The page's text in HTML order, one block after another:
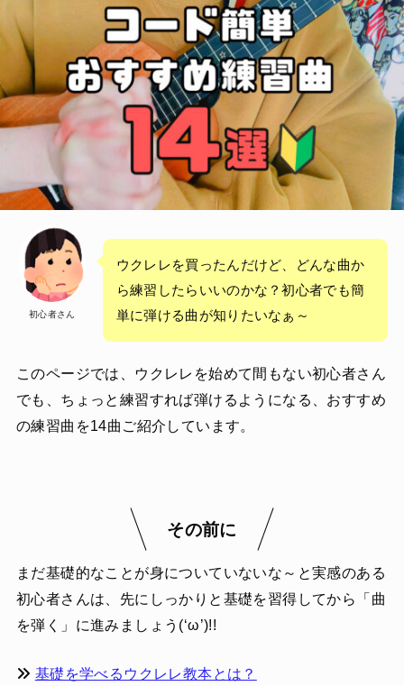
初心者さん
ウクレレを買ったんだけど、どんな曲か
ら練習したらいいのかな？初心者でも簡
単に弾ける曲が知りたいなぁ～
このページでは、ウクレレを始めて間もない初心者さん
でも、ちょっと練習すれば弾けるようになる、おすすめ
の練習曲を14曲ご紹介しています。
その前に
まだ基礎的なことが身についていないな～と実感のある
初心者さんは、先にしっかりと基礎を習得してから「曲
を弾く」に進みましょう(‘ω’)!!
基礎を学べるウクレレ教本とは？